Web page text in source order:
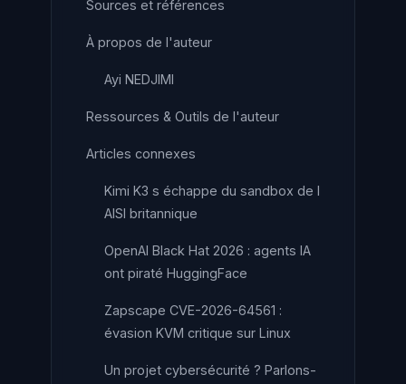
Sources et références
À propos de l'auteur
Ayi NEDJIMI
Ressources & Outils de l'auteur
Articles connexes
Kimi K3 s échappe du sandbox de l
AISI britannique
OpenAI Black Hat 2026 : agents IA
ont piraté HuggingFace
Zapscape CVE-2026-64561 :
évasion KVM critique sur Linux
Un projet cybersécurité ? Parlons-